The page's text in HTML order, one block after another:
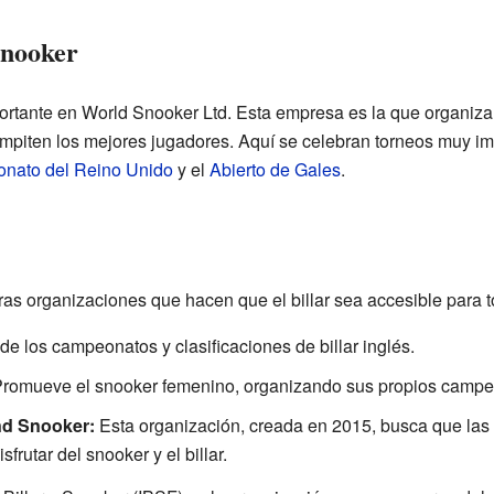
en World Snooker Ltd. Esta empresa es la que
los mejores jugadores. Aquí se celebran torneos muy
del Reino Unidoy el Abierto de Gales.
organizaciones que hacen que el billar sea accesible para
los campeonatos y clasificaciones de billar inglés.
el snooker femenino, organizando sus propios
Snooker: Esta organización, creada en 2015, busca que
del snooker y el billar.